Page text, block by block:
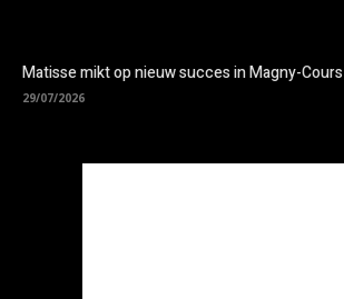
Matisse mikt op nieuw succes in Magny-Cours
29/07/2026